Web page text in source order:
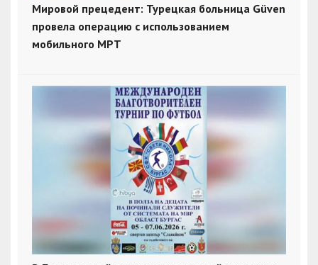
Мировой прецедент: Турецкая больница Güven
провела операцию с использованием
мобильного МРТ